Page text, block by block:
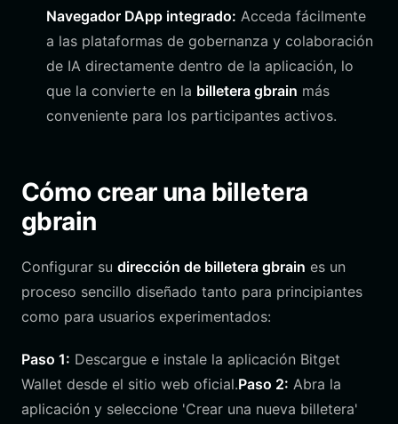
Navegador DApp integrado: Acceda fácilmente
a las plataformas de gobernanza y colaboración
de IA directamente dentro de la aplicación, lo
que la convierte en la billetera gbrain más
conveniente para los participantes activos.
Cómo crear una billetera
gbrain
Configurar su dirección de billetera gbrain es un
proceso sencillo diseñado tanto para principiantes
como para usuarios experimentados:
Paso 1: Descargue e instale la aplicación Bitget
Wallet desde el sitio web oficial.Paso 2: Abra la
aplicación y seleccione 'Crear una nueva billetera'